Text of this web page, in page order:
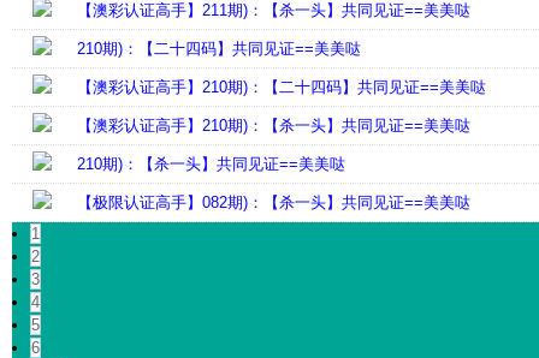
【澳彩认证高手】211期)：【杀一头】共同见证==美美哒
210期)：【二十四码】共同见证==美美哒
【澳彩认证高手】210期)：【二十四码】共同见证==美美哒
【澳彩认证高手】210期)：【杀一头】共同见证==美美哒
210期)：【杀一头】共同见证==美美哒
【极限认证高手】082期)：【杀一头】共同见证==美美哒
1
2
3
4
5
6